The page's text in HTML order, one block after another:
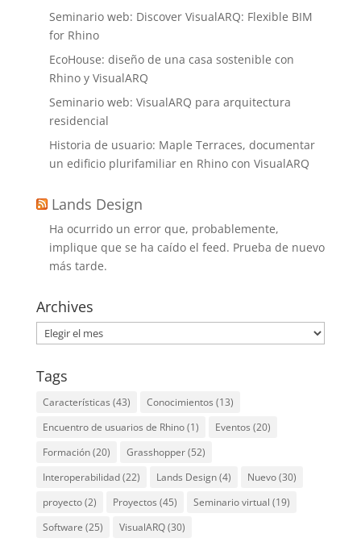
Seminario web: Discover VisualARQ: Flexible BIM
for Rhino
EcoHouse: diseño de una casa sostenible con
Rhino y VisualARQ
Seminario web: VisualARQ para arquitectura
residencial
Historia de usuario: Maple Terraces, documentar
un edificio plurifamiliar en Rhino con VisualARQ
Lands Design
Ha ocurrido un error que, probablemente,
implique que se ha caído el feed. Prueba de nuevo
más tarde.
Archives
Archives
Tags
Características (43) Conocimientos (13)
Encuentro de usuarios de Rhino(1) Eventos (20)
Formación(20) Grasshopper(52)
Interoperabilidad(22) Lands Design(4) Nuevo(30)
proyecto(2) Proyectos (45) Seminario virtual (19)
Software (25) VisualARQ(30)